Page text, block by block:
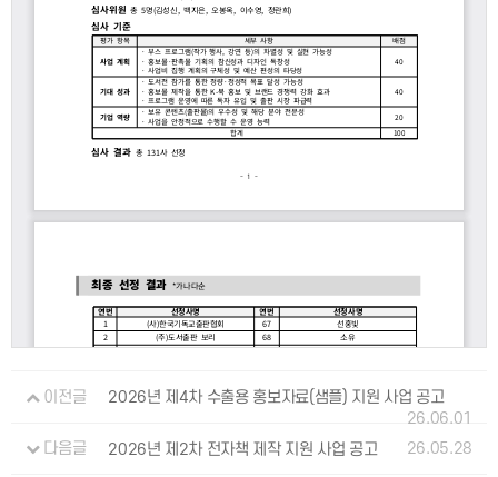
이전글
2026년 제4차 수출용 홍보자료(샘플) 지원 사업 공고
26.06.01
다음글
2026년 제2차 전자책 제작 지원 사업 공고 26.05.28